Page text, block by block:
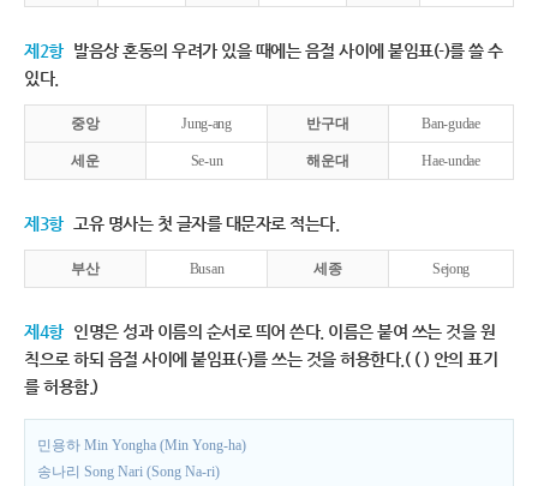
제2항 발음상 혼동의 우려가 있을 때에는 음절 사이에 붙임표(-)를 쓸 수
있다.
중앙 Jung-ang 반구대 Ban-gudae
세운 Se-un 해운대 Hae-undae
제3항 고유 명사는 첫 글자를 대문자로 적는다.
부산 Busan 세종 Sejong
제4항 인명은 성과 이름의 순서로 띄어 쓴다. 이름은 붙여 쓰는 것을 원
칙으로 하되 음절 사이에 붙임표(-)를 쓰는 것을 허용한다.( ( ) 안의 표기
를 허용함.)
민용하 Min Yongha (Min Yong-ha)
송나리 Song Nari (Song Na-ri)